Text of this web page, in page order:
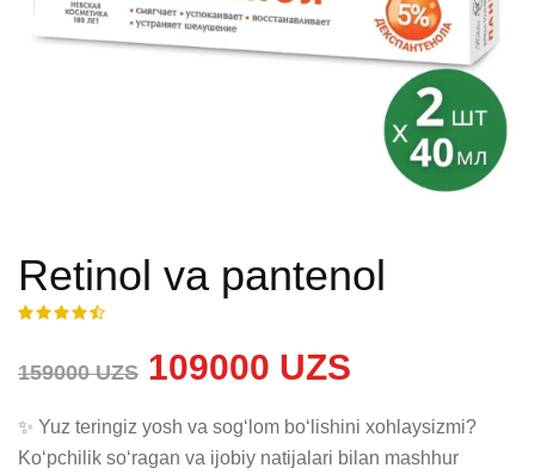
Retinol va pantenol
159000 UZS 109000 UZS
✨ Yuz teringiz yosh va sogʻlom boʻlishini xohlaysizmi?
Koʻpchilik soʻragan va ijobiy natijalari bilan mashhur